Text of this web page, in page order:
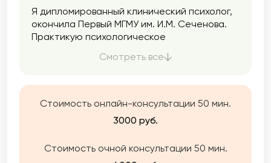
Я дипломированный клинический психолог,
окончила Первый МГМУ им. И.М. Сеченова.
Практикую психологическое
года при поддержке супервизора и
современной психодраммы, где я начала
учиться феноменологической психотерапии
Смотреть все
Стоимость онлайн-консультации 50 мин.
3000 руб.
Стоимость очной консультации 50 мин.